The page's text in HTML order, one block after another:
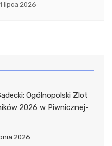
lipca 2026
Ogólnopolski Zlot
2026 w Piwnicznej-
2026